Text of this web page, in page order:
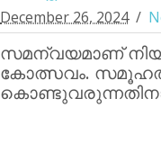
December 26, 2024
സമന്വയമാണ്
കോത്സവം.